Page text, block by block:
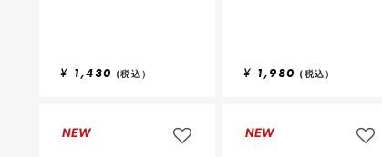
¥ 1,430 (税込） ¥ 1,980 (税込）
NEW NEW